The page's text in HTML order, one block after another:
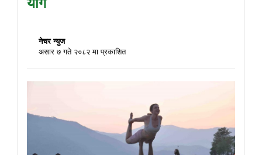
नेचर न्युज
असार ७ गते २०८२ मा प्रकाशित